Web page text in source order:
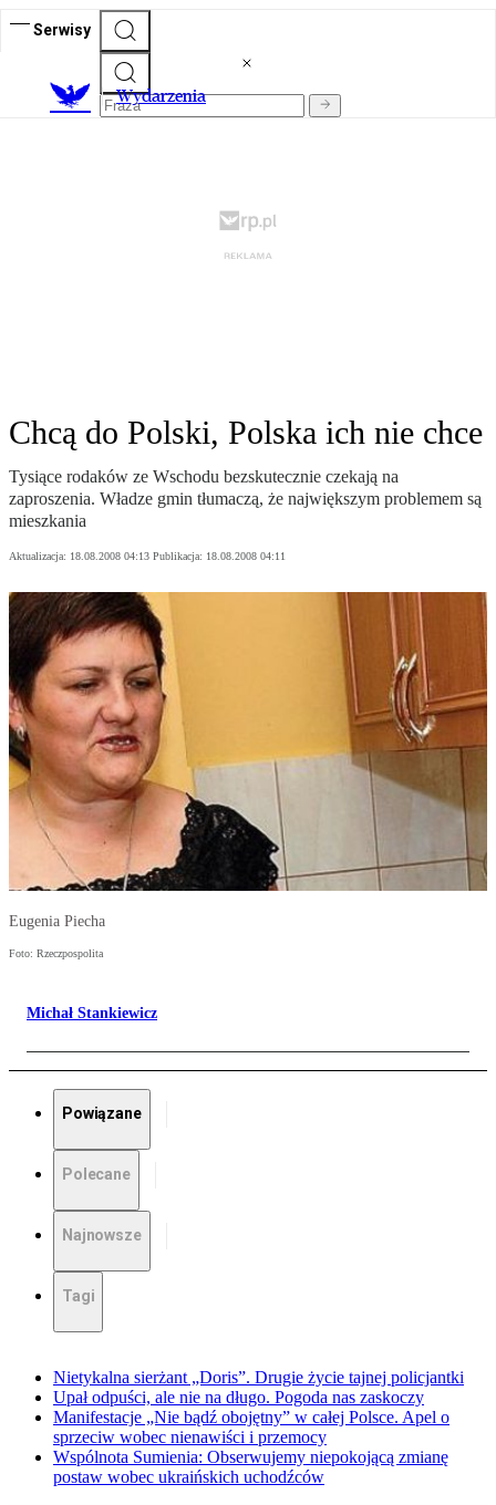
Serwisy
Wydarzenia
Chcą do Polski, Polska ich nie chce
Tysiące rodaków ze Wschodu bezskutecznie czekają na
zaproszenia. Władze gmin tłumaczą, że największym problemem są
mieszkania
Aktualizacja: 18.08.2008 04:13 Publikacja: 18.08.2008 04:11
Eugenia Piecha
Foto: Rzeczpospolita
Michał Stankiewicz
Powiązane
Polecane
Najnowsze
Tagi
Nietykalna sierżant „Doris”. Drugie życie tajnej policjantki
Upał odpuści, ale nie na długo. Pogoda nas zaskoczy
Manifestacje „Nie bądź obojętny” w całej Polsce. Apel o
sprzeciw wobec nienawiści i przemocy
Wspólnota Sumienia: Obserwujemy niepokojącą zmianę
postaw wobec ukraińskich uchodźców